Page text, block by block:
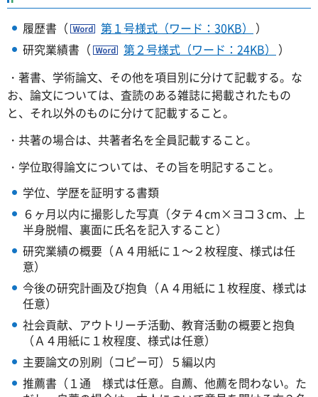
履歴書（ 第１号様式（ワード：30KB）
）
研究業績書（
第２号様式（ワード：24KB）
）
・著書、学術論文、その他を項目別に分けて記載する。な
お、論文については、査読のある雑誌に掲載されたもの
と、それ以外のものに分けて記載すること。
・共著の場合は、共著者名を全員記載すること。
・学位取得論文については、その旨を明記すること。
学位、学歴を証明する書類
６ヶ月以内に撮影した写真（タテ４cm×ヨコ３cm、上
半身脱帽、裏面に氏名を記入すること）
研究業績の概要（Ａ４用紙に１～２枚程度、様式は任
意）
今後の研究計画及び抱負（Ａ４用紙に１枚程度、様式は
任意）
社会貢献、アウトリーチ活動、教育活動の概要と抱負
（Ａ４用紙に１枚程度、様式は任意）
主要論文の別刷（コピー可）５編以内
推薦書（１通 様式は任意。自薦、他薦を問わない。た